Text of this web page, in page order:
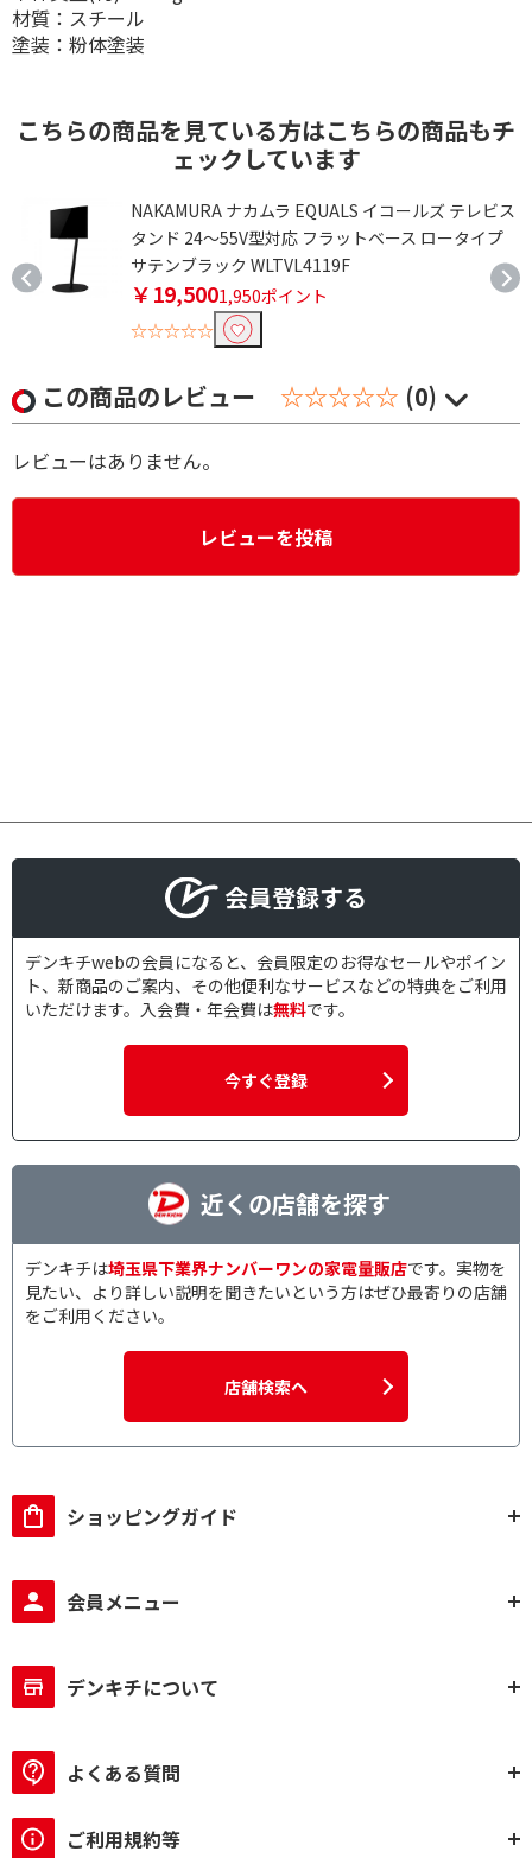
材質：スチール
塗装：粉体塗装
こちらの商品を見ている方はこちらの商品もチ
ェックしています
NAKAMURA ナカムラ EQUALS イコールズ テレビス
タンド 24～55V型対応 フラットベース ロータイプ
サテンブラック WLTVL4119F
￥19,5001,950ポイント
☆☆☆☆☆
この商品のレビュー ☆☆☆☆☆ (0)
レビューはありません。
レビューを投稿
会員登録する
デンキチwebの会員になると、会員限定のお得なセールやポイン
ト、新商品のご案内、その他便利なサービスなどの特典をご利用
いただけます。入会費・年会費は無料です。
今すぐ登録
近くの店舗を探す
デンキチは埼玉県下業界ナンバーワンの家電量販店です。実物を
見たい、より詳しい説明を聞きたいという方はぜひ最寄りの店舗
をご利用ください。
店舗検索へ
ショッピングガイド
会員メニュー
デンキチについて
よくある質問
ご利用規約等